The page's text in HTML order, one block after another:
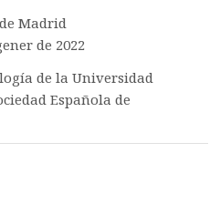
Madrid
de 2022
de la Universidad
Española de